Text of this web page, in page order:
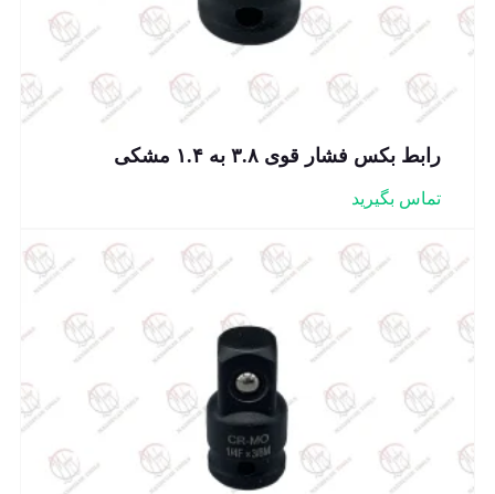
رابط بکس فشار قوی ۳.۸ به ۱.۴ مشکی
تماس بگیرید